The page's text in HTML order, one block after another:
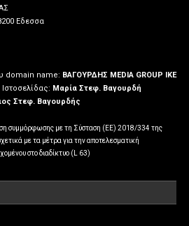
Εδεσσα
domain name: ΒΑΓΟΥΡΔΗΣ MEDIA GROUP IKE
Μαρία Στεφ. Βαγουρδή
Στεφ. Βαγουρδής
συμμόρφωσης με τη Σύσταση (ΕΕ) 2018/334 της
με τα μέτρα για την αποτελεσματική
στο διαδίκτυο (L 63)